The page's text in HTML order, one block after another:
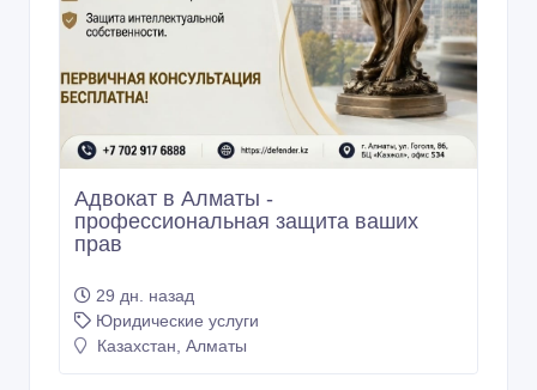
Адвокат в Алматы -
профессиональная защита ваших
прав
29 дн. назад
Юридические услуги
Казахстан, Алматы